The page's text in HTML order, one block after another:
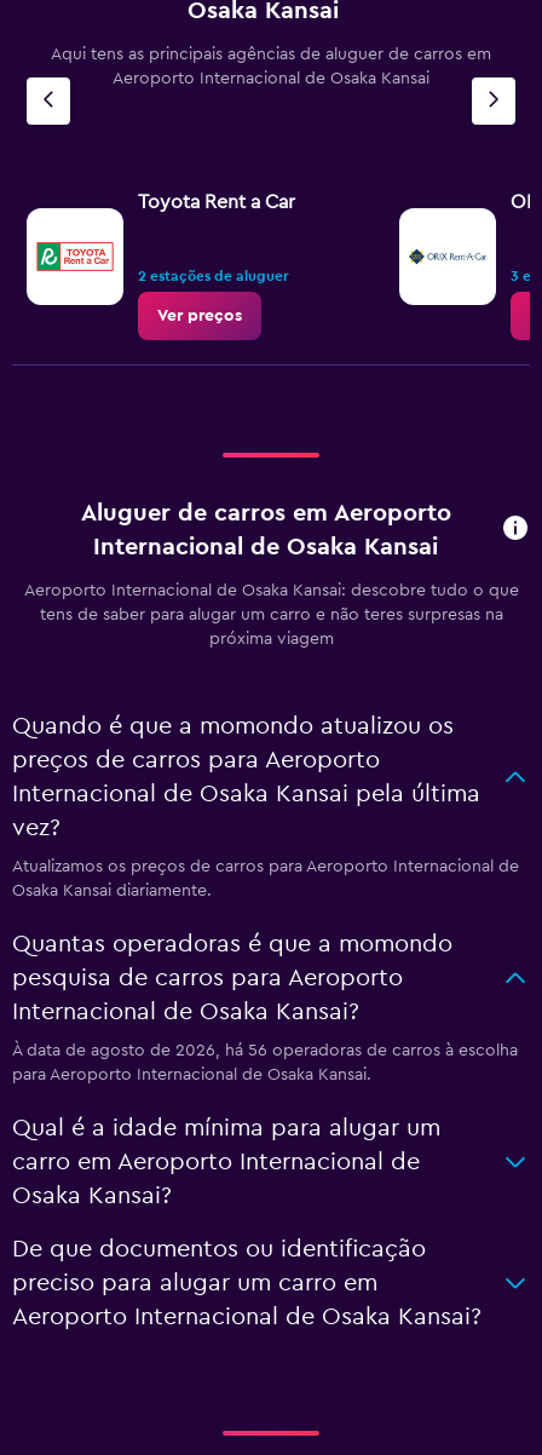
Osaka Kansai
Aqui tens as principais agências de aluguer de carros em
Aeroporto Internacional de Osaka Kansai
Toyota Rent a Car
2 estações de aluguer
Ver preços
3
Aluguer de carros em Aeroporto
Internacional de Osaka Kansai
Aeroporto Internacional de Osaka Kansai: descobre tudo o que
tens de saber para alugar um carro e não teres surpresas na
próxima viagem
Quando é que a momondo atualizou os
preços de carros para Aeroporto
Internacional de Osaka Kansai pela última
vez?
Atualizamos os preços de carros para Aeroporto Internacional de
Osaka Kansai diariamente.
Quantas operadoras é que a momondo
pesquisa de carros para Aeroporto
Internacional de Osaka Kansai?
À data de agosto de 2026, há 56 operadoras de carros à escolha
para Aeroporto Internacional de Osaka Kansai.
Qual é a idade mínima para alugar um
carro em Aeroporto Internacional de
Osaka Kansai?
De que documentos ou identificação
preciso para alugar um carro em
Aeroporto Internacional de Osaka Kansai?